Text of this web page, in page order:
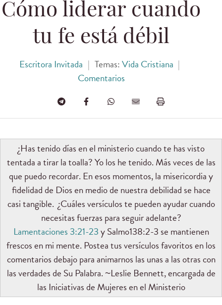
Cómo liderar cuando
tu fe está débil
Escritora Invitada | Temas:Vida Cristiana |
Comentarios
¿Has tenido días en el ministerio cuando te has visto
tentada a tirar la toalla? Yo los he tenido. Más veces de las
que puedo recordar. En esos momentos, la misericordia y
fidelidad de Dios en medio de nuestra debilidad se hace
casi tangible. ¿Cuáles versículos te pueden ayudar cuando
necesitas fuerzas para seguir adelante?
Lamentaciones 3:21-23y Salmo138:2-3 se mantienen
frescos en mi mente. Postea tus versículos favoritos en los
comentarios debajo para animarnos las unas a las otras con
las verdades de Su Palabra. ~Leslie Bennett, encargada de
las Iniciativas de Mujeres en el Ministerio